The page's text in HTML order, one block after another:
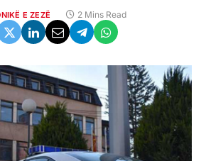
E ZEZË 2 Mins Read